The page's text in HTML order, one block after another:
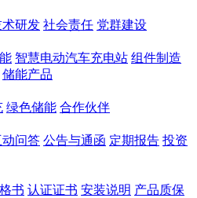
术研发 社会责任 党群建设
智慧电动汽车充电站 组件制造
储能产品
绿色储能 合作伙伴
动问答 公告与通函 定期报告 投资
书 认证证书 安装说明 产品质保